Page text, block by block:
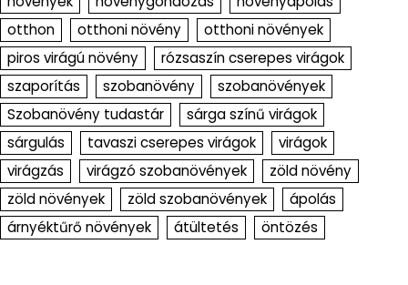
otthon
otthoni növény
otthoni növények
piros virágú növény
rózsaszín cserepes virágok
szaporítás
szobanövény
szobanövények
Szobanövény tudastár
sárga színű virágok
sárgulás
tavaszi cserepes virágok
virágok
virágzás
virágzó szobanövények
zöld növény
zöld növények
zöld szobanövények
ápolás
árnyéktűrő növények
átültetés öntözés